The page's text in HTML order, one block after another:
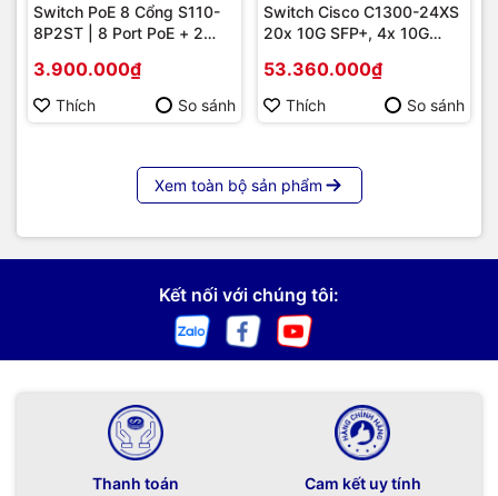
Switch PoE 8 Cổng S110-
8P2ST | 8 Port PoE + 2
3.900.000₫
Thích So sánh
Switch Cisco C1300-24XS
20x 10G SFP+, 4x 10G
Hàng chính hãng
53.360.000₫
Thích So sánh
Xem toàn bộ sản phẩm
Kết nối với chúng tôi:
Thanh toán
Cam kết uy tính